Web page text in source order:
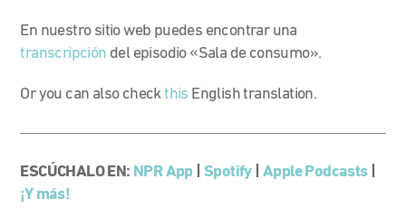
En nuestro sitio web puedes encontrar una
transcripción del episodio «Sala de consumo».
Or you can also checkthis English translation.
ESCÚCHALO EN: NPR App|Spotify|Apple Podcasts|
¡Y más!